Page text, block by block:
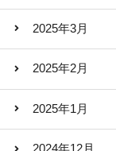
2025年3月
2025年2月
2025年1月